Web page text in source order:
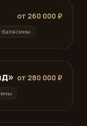
от 260 000 ₽
от 280 000 ₽